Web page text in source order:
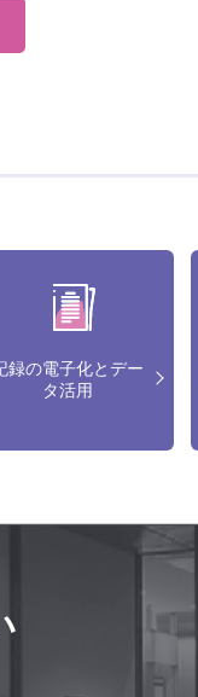
録の電子化とデー
タ活用